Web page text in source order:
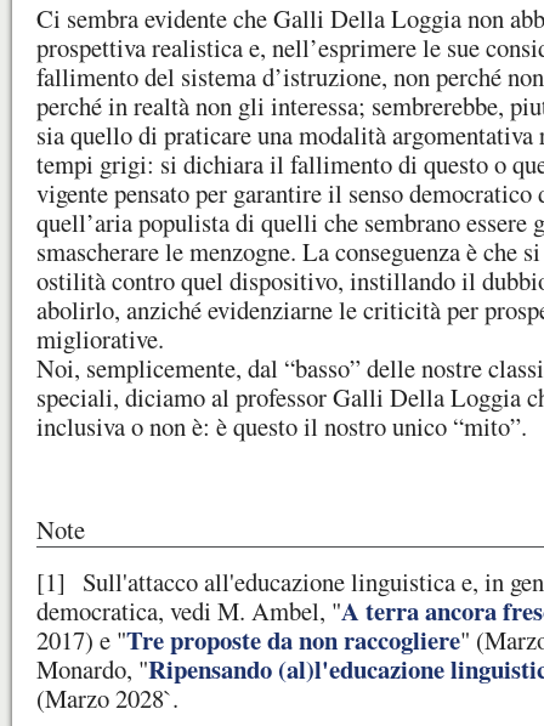
Ci sembra evidente che Galli Della Loggia non
prospettiva realistica e, nell’esprimere le sue
fallimento del sistema d’istruzione, non perché
perché in realtà non gli interessa; sembrerebbe,
sia quello di praticare una modalità
tempi grigi: si dichiara il fallimento di questo o
vigente pensato per garantire il senso democratico
quell’aria populista di quelli che sembrano essere
smascherare le menzogne. La conseguenza è che
ostilità contro quel dispositivo, instillando il
abolirlo, anziché evidenziarne le criticità per
migliorative.
Noi, semplicemente, dal “basso” delle nostre
speciali, diciamo al professor Galli Della Loggia
inclusiva o non è: è questo il nostro unico “mito”.
Note
[1]
Sull'attacco all'educazione linguistica e, in
democratica, vedi M. Ambel, "A terra ancora
2017) e "Tre proposte da non raccogliere"
Monardo, "Ripensando (al)l'educazione
(Marzo 2028`.